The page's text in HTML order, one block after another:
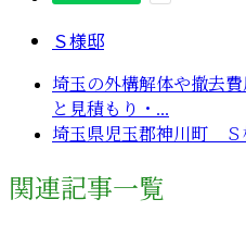
Ｓ様邸
埼玉の外構解体や撤去
と見積もり・...
埼玉県児玉郡神川町 Ｓ
関連記事一覧